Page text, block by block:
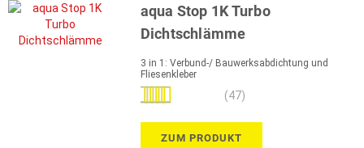
aqua Stop 1K Turbo
Dichtschlämme
3 in 1: Verbund-/ Bauwerksabdichtung und
Fliesenkleber
Bewertung:
(47)
ZUM PRODUKT